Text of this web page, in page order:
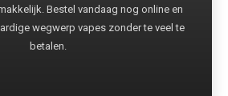
Bestel vandaag nog online en
wegwerp vapes zonder te veel te
betalen.